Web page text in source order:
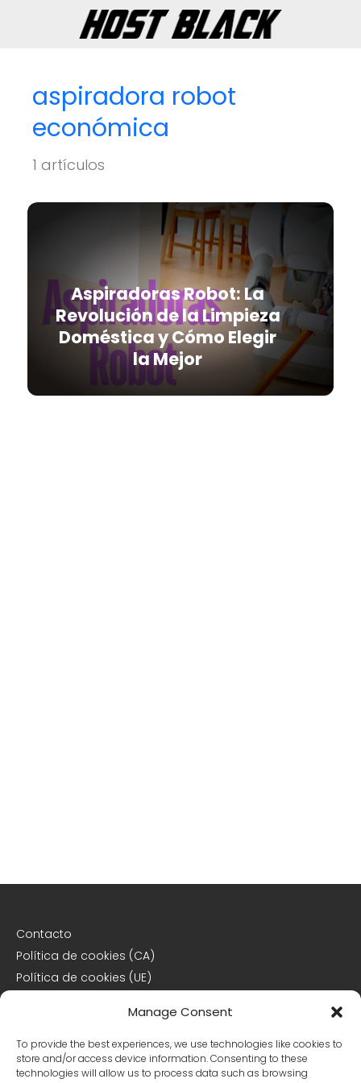
Manage Consent
To provide the best experiences, we use technologies like cookies to
store and/or access device information. Consenting to these
technologies will allow us to process data such as browsing
aspiradora robot
económica
1 artículos
Aspiradoras Robot: La
Revolución de la Limpieza
Doméstica y Cómo Elegir
la Mejor
Contacto
Política de cookies (CA)
Política de cookies (UE)
Declaración de privacidad
Declaración de privacidad (CA)